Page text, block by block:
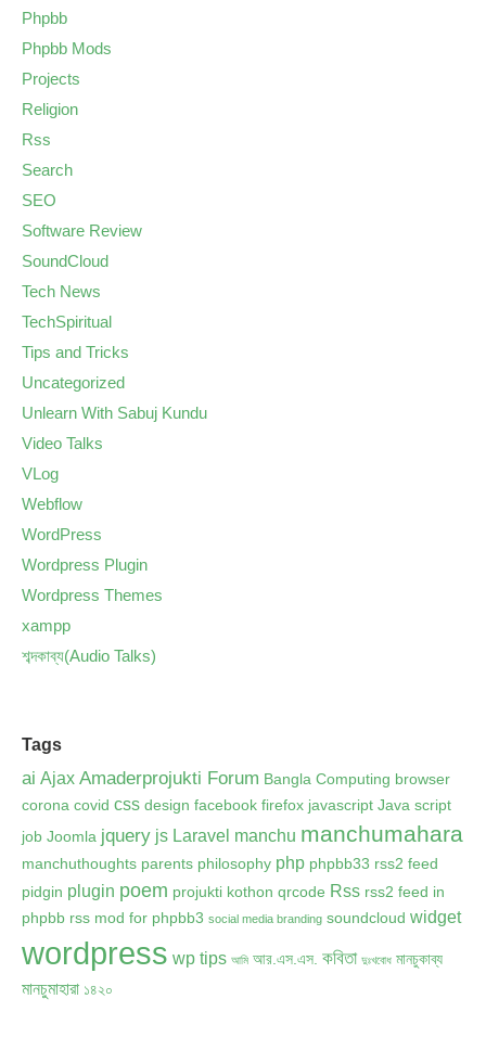
Phpbb
Phpbb Mods
Projects
Religion
Rss
Search
SEO
Software Review
SoundCloud
Tech News
TechSpiritual
Tips and Tricks
Uncategorized
Unlearn With Sabuj Kundu
Video Talks
VLog
Webflow
WordPress
Wordpress Plugin
Wordpress Themes
xampp
শব্দকাব্য(Audio Talks)
Tags
ai Ajax Amaderprojukti Forum Bangla Computing browser
corona covid css design facebook firefox javascript Java script
job Joomla jquery js Laravel manchu manchumahara
manchuthoughts parents philosophy php phpbb33 rss2 feed
pidgin plugin poem projukti kothon qrcode Rss rss2 feed in
phpbb rss mod for phpbb3 social media branding soundcloud widget
wordpress wp tips আমি আর.এস.এস. কবিতা দুঃখবোধ মানচুকাব্য
মানচুমাহারা ১৪২০